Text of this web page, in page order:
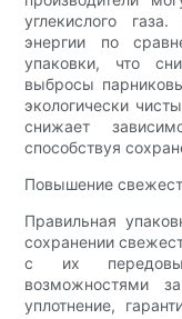
углекислого
энергии по
упаковки, что
выбросы
экологически
снижает
способствуя
Повышение
Правильная
сохранении
с их
возможностями
уплотнение,